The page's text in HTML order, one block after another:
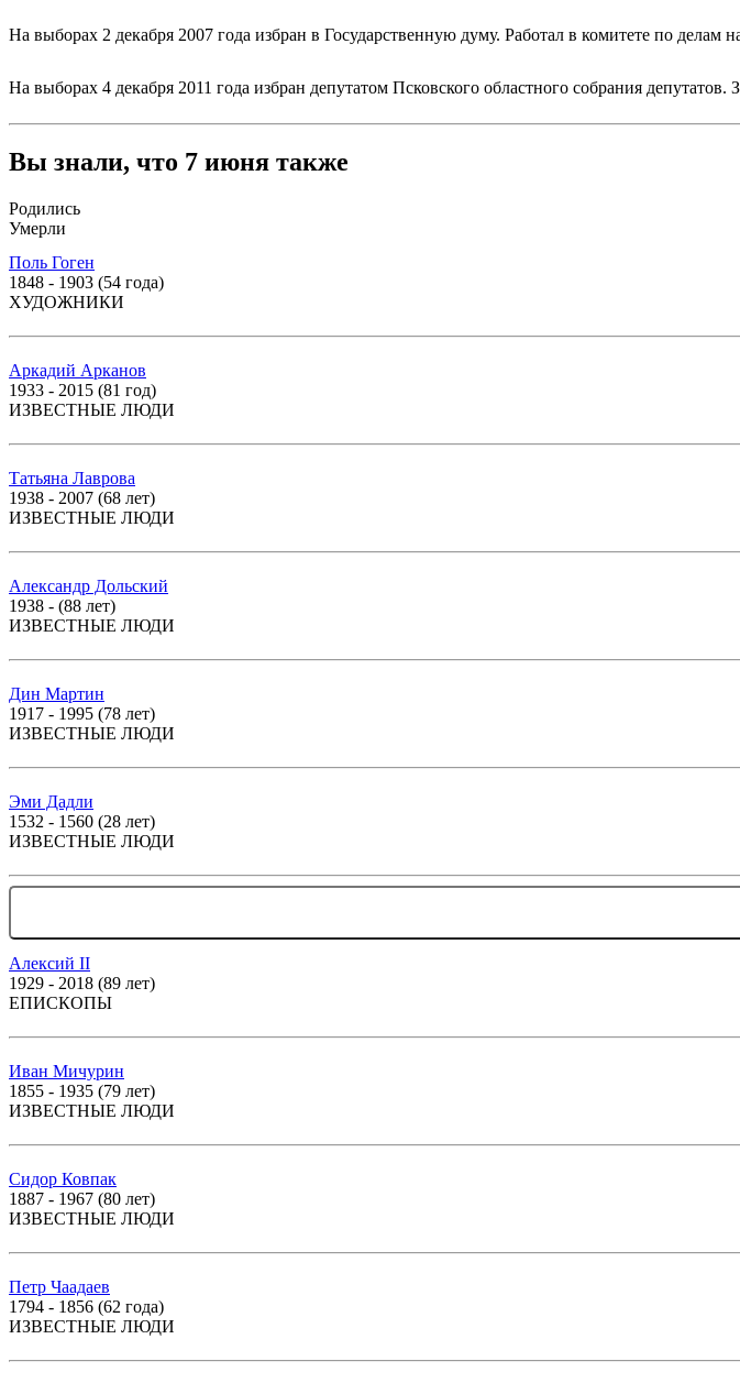
На выборах 2 декабря 2007 года избран в Государственную думу. Работал в комитете по делам
На выборах 4 декабря 2011 года избран депутатом Псковского областного собрания депутатов.
Вы знали, что 7 июня также
Родились
Умерли
Поль Гоген
1848 - 1903 (54 года)
ХУДОЖНИКИ
Аркадий Арканов
1933 - 2015 (81 год)
ИЗВЕСТНЫЕ ЛЮДИ
Татьяна Лаврова
1938 - 2007 (68 лет)
ИЗВЕСТНЫЕ ЛЮДИ
Александр Дольский
1938 - (88 лет)
ИЗВЕСТНЫЕ ЛЮДИ
Дин Мартин
1917 - 1995 (78 лет)
ИЗВЕСТНЫЕ ЛЮДИ
Эми Дадли
1532 - 1560 (28 лет)
ИЗВЕСТНЫЕ ЛЮДИ
Алексий II
1929 - 2018 (89 лет)
ЕПИСКОПЫ
Иван Мичурин
1855 - 1935 (79 лет)
ИЗВЕСТНЫЕ ЛЮДИ
Сидор Ковпак
1887 - 1967 (80 лет)
ИЗВЕСТНЫЕ ЛЮДИ
Петр Чаадаев
1794 - 1856 (62 года)
ИЗВЕСТНЫЕ ЛЮДИ